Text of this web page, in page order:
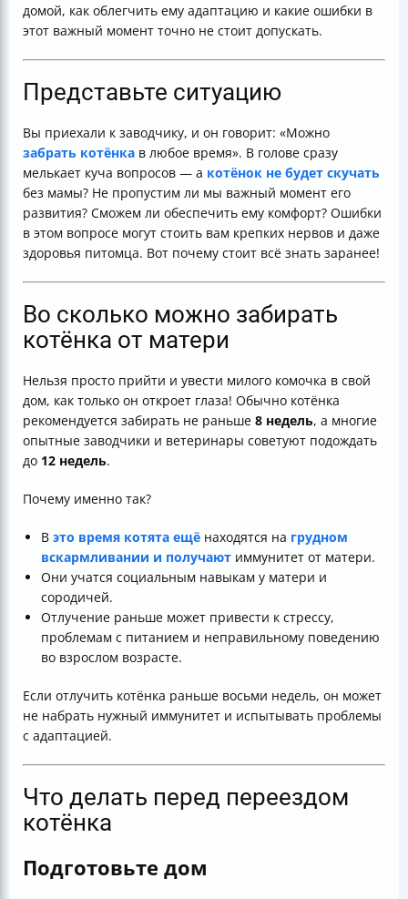
домой, как облегчить ему адаптацию и какие ошибки в
этот важный момент точно не стоит допускать.
Представьте ситуацию
Вы приехали к заводчику, и он говорит: «Можно
забрать котёнка в любое время». В голове сразу
мелькает куча вопросов — а котёнок не будет скучать
без мамы? Не пропустим ли мы важный момент его
развития? Сможем ли обеспечить ему комфорт? Ошибки
в этом вопросе могут стоить вам крепких нервов и даже
здоровья питомца. Вот почему стоит всё знать заранее!
Во сколько можно забирать
котёнка от матери
Нельзя просто прийти и увести милого комочка в свой
дом, как только он откроет глаза! Обычно котёнка
рекомендуется забирать не раньше 8 недель, а многие
опытные заводчики и ветеринары советуют подождать
до 12 недель.
Почему именно так?
В это время котята ещё находятся на грудном
вскармливании и получают иммунитет от матери.
Они учатся социальным навыкам у матери и
сородичей.
Отлучение раньше может привести к стрессу,
проблемам с питанием и неправильному поведению
во взрослом возрасте.
Если отлучить котёнка раньше восьми недель, он может
не набрать нужный иммунитет и испытывать проблемы
с адаптацией.
Что делать перед переездом
котёнка
Подготовьте дом